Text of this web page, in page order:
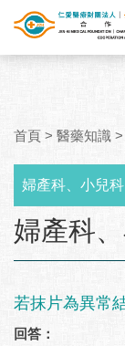
首頁 > 醫藥知識 >
婦產科、小兒科
:::
婦產科
若抹片為異常
回答：